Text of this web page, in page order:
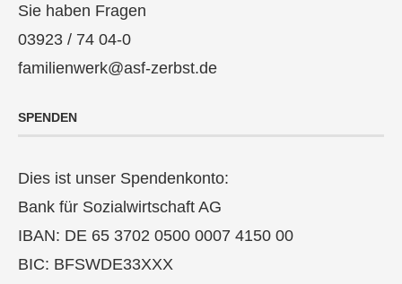
Sie haben Fragen
03923 / 74 04-0
familienwerk@asf-zerbst.de
SPENDEN
Dies ist unser Spendenkonto:
Bank für Sozialwirtschaft AG
IBAN: DE 65 3702 0500 0007 4150 00
BIC: BFSWDE33XXX